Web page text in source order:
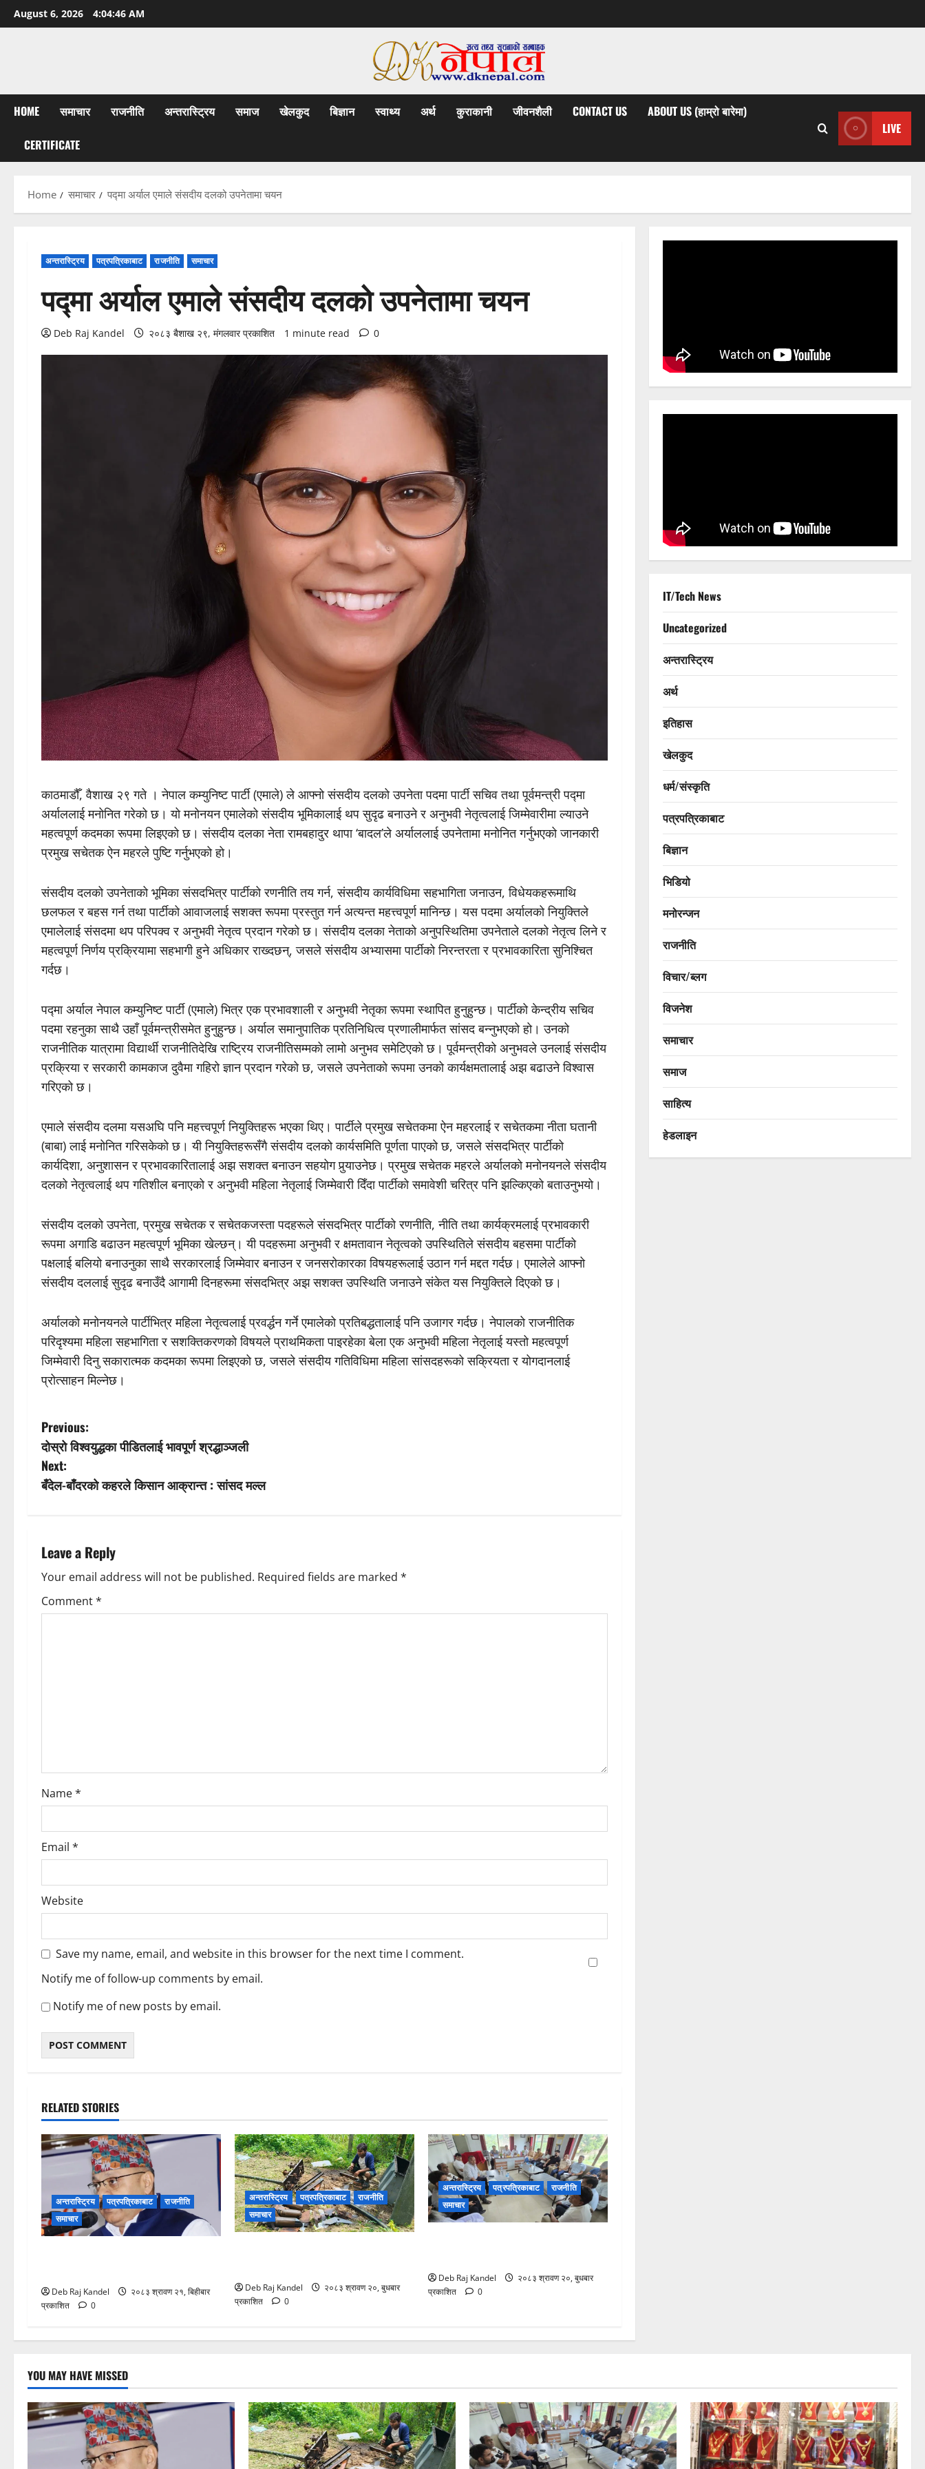
Skip
to
August 6, 2026 4:04:47 AM
HOME समाचार राजनीति अन्तरास्ट्रिय समाज खेलकुद बिज्ञान स्वाथ्य अर्थ कुराकानी जीवनशैली CONTACT US ABOUT US (हाम्रो बारेमा)
CERTIFICATE
LIVE
Home समाचार पद्मा अर्याल एमाले संसदीय दलको उपनेतामा चयन
अन्तरास्ट्रिय पत्रपत्रिकाबाट राजनीति समाचार
पद्मा अर्याल एमाले संसदीय दलको उपनेतामा चयन
Deb Raj Kandel २०८३ बैशाख २९, मंगलवार प्रकाशित 1 minute read 0
काठमाडौँ, वैशाख २९ गते । नेपाल कम्युनिष्ट पार्टी (एमाले) ले आफ्नो संसदीय दलको उपनेता पदमा पार्टी सचिव तथा पूर्वमन्त्री पद्मा
अर्याललाई मनोनित गरेको छ। यो मनोनयन एमालेको संसदीय भूमिकालाई थप सुदृढ बनाउने र अनुभवी नेतृत्वलाई जिम्मेवारीमा ल्याउने
महत्वपूर्ण कदमका रूपमा लिइएको छ। संसदीय दलका नेता रामबहादुर थापा ‘बादल’ले अर्याललाई उपनेतामा मनोनित गर्नुभएको जानकारी
प्रमुख सचेतक ऐन महरले पुष्टि गर्नुभएको हो।
संसदीय दलको उपनेताको भूमिका संसदभित्र पार्टीको रणनीति तय गर्न, संसदीय कार्यविधिमा सहभागिता जनाउन, विधेयकहरूमाथि
छलफल र बहस गर्न तथा पार्टीको आवाजलाई सशक्त रूपमा प्रस्तुत गर्न अत्यन्त महत्त्वपूर्ण मानिन्छ। यस पदमा अर्यालको नियुक्तिले
एमालेलाई संसदमा थप परिपक्व र अनुभवी नेतृत्व प्रदान गरेको छ। संसदीय दलका नेताको अनुपस्थितिमा उपनेताले दलको नेतृत्व लिने र
महत्वपूर्ण निर्णय प्रक्रियामा सहभागी हुने अधिकार राख्दछन्, जसले संसदीय अभ्यासमा पार्टीको निरन्तरता र प्रभावकारिता सुनिश्चित
गर्दछ।
पद्मा अर्याल नेपाल कम्युनिष्ट पार्टी (एमाले) भित्र एक प्रभावशाली र अनुभवी नेतृका रूपमा स्थापित हुनुहुन्छ। पार्टीको केन्द्रीय सचिव
पदमा रहनुका साथै उहाँ पूर्वमन्त्रीसमेत हुनुहुन्छ। अर्याल समानुपातिक प्रतिनिधित्व प्रणालीमार्फत सांसद बन्नुभएको हो। उनको
राजनीतिक यात्रामा विद्यार्थी राजनीतिदेखि राष्ट्रिय राजनीतिसम्मको लामो अनुभव समेटिएको छ। पूर्वमन्त्रीको अनुभवले उनलाई संसदीय
प्रक्रिया र सरकारी कामकाज दुवैमा गहिरो ज्ञान प्रदान गरेको छ, जसले उपनेताको रूपमा उनको कार्यक्षमतालाई अझ बढाउने विश्वास
गरिएको छ।
एमाले संसदीय दलमा यसअघि पनि महत्त्वपूर्ण नियुक्तिहरू भएका थिए। पार्टीले प्रमुख सचेतकमा ऐन महरलाई र सचेतकमा नीता घतानी
(बाबा) लाई मनोनित गरिसकेको छ। यी नियुक्तिहरूसँगै संसदीय दलको कार्यसमिति पूर्णता पाएको छ, जसले संसदभित्र पार्टीको
कार्यदिशा, अनुशासन र प्रभावकारितालाई अझ सशक्त बनाउन सहयोग पुर्‍याउनेछ। प्रमुख सचेतक महरले अर्यालको मनोनयनले संसदीय
दलको नेतृत्वलाई थप गतिशील बनाएको र अनुभवी महिला नेतृलाई जिम्मेवारी दिँदा पार्टीको समावेशी चरित्र पनि झल्किएको बताउनुभयो।
संसदीय दलको उपनेता, प्रमुख सचेतक र सचेतकजस्ता पदहरूले संसदभित्र पार्टीको रणनीति, नीति तथा कार्यक्रमलाई प्रभावकारी
रूपमा अगाडि बढाउन महत्वपूर्ण भूमिका खेल्छन्। यी पदहरूमा अनुभवी र क्षमतावान नेतृत्वको उपस्थितिले संसदीय बहसमा पार्टीको
पक्षलाई बलियो बनाउनुका साथै सरकारलाई जिम्मेवार बनाउन र जनसरोकारका विषयहरूलाई उठान गर्न मद्दत गर्दछ। एमालेले आफ्नो
संसदीय दललाई सुदृढ बनाउँदै आगामी दिनहरूमा संसदभित्र अझ सशक्त उपस्थिति जनाउने संकेत यस नियुक्तिले दिएको छ।
अर्यालको मनोनयनले पार्टीभित्र महिला नेतृत्वलाई प्रवर्द्धन गर्ने एमालेको प्रतिबद्धतालाई पनि उजागर गर्दछ। नेपालको राजनीतिक
परिदृश्यमा महिला सहभागिता र सशक्तिकरणको विषयले प्राथमिकता पाइरहेका बेला एक अनुभवी महिला नेतृलाई यस्तो महत्वपूर्ण
जिम्मेवारी दिनु सकारात्मक कदमका रूपमा लिइएको छ, जसले संसदीय गतिविधिमा महिला सांसदहरूको सक्रियता र योगदानलाई
प्रोत्साहन मिल्नेछ।
P
o
s
n
a
v
o
n
Previous:
दोस्रो विश्वयुद्धका पीडितलाई भावपूर्ण श्रद्धाञ्जली
Next:
बँदेल-बाँदरको कहरले किसान आक्रान्त : सांसद मल्ल
Leave a Reply
Your email address will not be published. Required fields are marked *
Comment*
Name*
Email *
Website
Save my name, email, and website in this browser for the next time I comment.
Notify me of follow-up comments by email.
Notify me of new posts by email.
RELATED STORIES
अन्तरास्ट्रिय पत्रपत्रिकाबाट
राजनीति
समाचार
Deb Raj Kandel
२०८३ श्रावण २१, बिहीबार
प्रकाशित
0
अन्तरास्ट्रिय पत्रपत्रिकाबाट
राजनीति
समाचार
Deb Raj Kandel
२०८३ श्रावण २०, बुधबार
प्रकाशित
0
अन्तरास्ट्रिय पत्रपत्रिकाबाट
राजनीति
समाचार
Deb Raj Kandel
२०८३ श्रावण २०, बुधबार
प्रकाशित
0
IT/Tech News
Uncategorized
अन्तरास्ट्रिय
अर्थ
इतिहास
खेलकुद
धर्म/संस्कृति
पत्रपत्रिकाबाट
बिज्ञान
भिडियो
मनोरन्जन
राजनीति
विचार/ब्लग
विजनेश
समाचार
समाज
साहित्य
हेडलाइन
YOU MAY HAVE MISSED